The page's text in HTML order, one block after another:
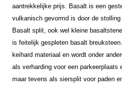
aantrekkelijke prijs. Basalt is een
vulkanisch gevormd is door de
Basalt split, ook wel kleine
is feitelijk gespleten basalt
keihard materiaal en wordt onder
als verharding voor een parkeerplaats
maar tevens als siersplit voor paden